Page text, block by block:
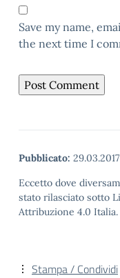
Save my name,
the next time I
Pubblicato: 29.03.2017
Eccetto dove
stato rilasciato sotto
Attribuzione 4.0 Italia.
Stampa / Condividi